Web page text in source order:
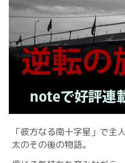
「彼方なる南十字星」で主
太のその後の物語。